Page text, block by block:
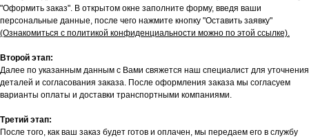
"Оформить заказ". В открытом окне заполните форму, введя ваши
персональные данные, после чего нажмите кнопку "Оставить заявку"
(Ознакомиться с политикой конфиденциальности можно по этой ссылке).
Второй этап:
Далее по указанным данным с Вами свяжется наш специалист для уточнения
деталей и согласования заказа. После оформления заказа мы согласуем
варианты оплаты и доставки транспортными компаниями.
Третий этап:
После того, как ваш заказ будет готов и оплачен, мы передаем его в службу